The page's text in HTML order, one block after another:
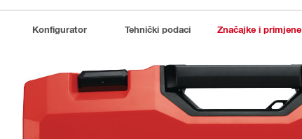
Konfigurator Tehnički podaci Značajke i primjene